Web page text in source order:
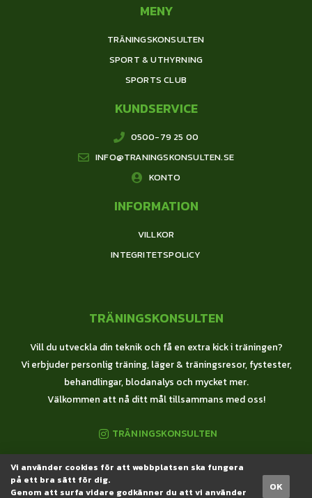
MENY
TRÄNINGSKONSULTEN
SPORT & UTHYRNING
SPORTS CLUB
KUNDSERVICE
0500-79 25 00
INFO@TRANINGSKONSULTEN.SE
KONTO
INFORMATION
VILLKOR
INTEGRITETSPOLICY
TRÄNINGSKONSULTEN
Vill du utveckla din teknik och få en extra kick i träningen?
Vi erbjuder personlig träning, läger & träningsresor, fystester,
behandlingar, blodanalys och mycket mer.
Välkommen att nå ditt mål tillsammans med oss!
TRÄNINGSKONSULTEN
© 2020 Träningskonsulten All Rights Reserved
Vi använder cookies för att webbplatsen ska fungera
på ett bra sätt för dig.
Genom att surfa vidare godkänner du att vi använder
OK